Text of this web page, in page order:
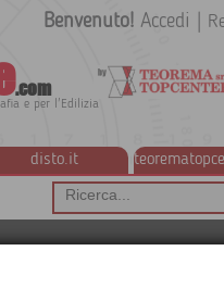
.com
e per l'Edilizia
disto.it
Benvenuto! Accedi